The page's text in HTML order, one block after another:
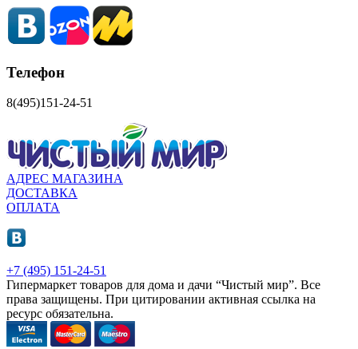
Телефон
8(495)151-24-51
АДРЕС МАГАЗИНА
ДОСТАВКА
ОПЛАТА
+7 (495) 151-24-51
Гипермаркет товаров для дома и дачи “Чистый мир”. Все
права защищены. При цитировании активная ссылка на
ресурс обязательна.